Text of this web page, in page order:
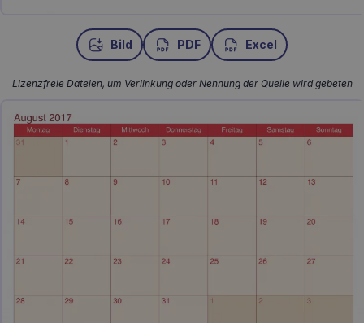
Bild PDF Excel
Lizenzfreie Dateien, um Verlinkung oder Nennung der Quelle wird gebeten